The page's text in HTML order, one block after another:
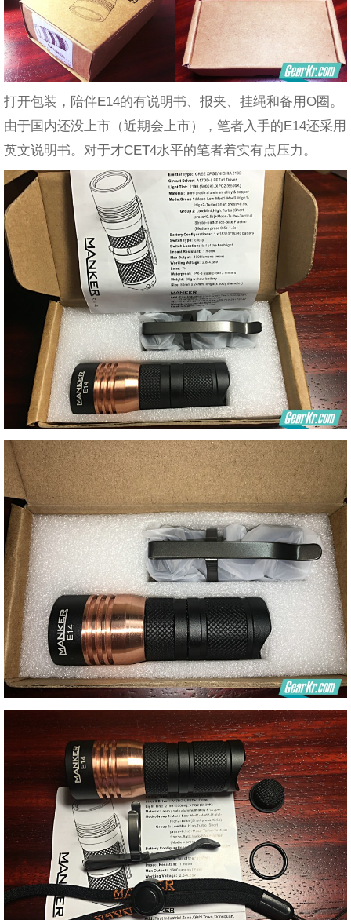
打开包装，陪伴E14的有说明书、报夹、挂绳和备用O圈。
由于国内还没上市（近期会上市），笔者入手的E14还采用
英文说明书。对于才CET4水平的笔者着实有点压力。